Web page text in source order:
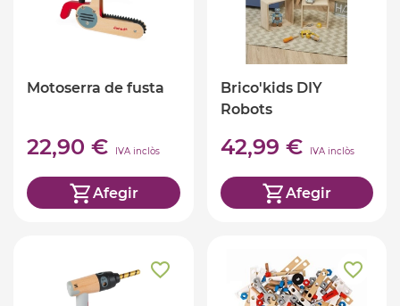
Motoserra de fusta
22,90 € IVA inclòs
Afegir
Brico'kids DIY
Robots
42,99 € IVA inclòs
Afegir